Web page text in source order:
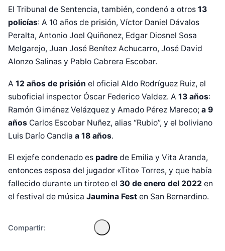
El Tribunal de Sentencia, también, condenó a otros 13
policías: A 10 años de prisión, Víctor Daniel Dávalos
Peralta, Antonio Joel Quiñonez, Edgar Diosnel Sosa
Melgarejo, Juan José Benítez Achucarro, José David
Alonzo Salinas y Pablo Cabrera Escobar.
A 12 años de prisión el oficial Aldo Rodríguez Ruiz, el
suboficial inspector Óscar Federico Valdez. A 13 años:
Ramón Giménez Velázquez y Amado Pérez Mareco; a 9
años Carlos Escobar Nuñez, alias “Rubio”, y el boliviano
Luis Darío Candia a 18 años.
El exjefe condenado es padre de Emilia y Vita Aranda,
entonces esposa del jugador «Tito» Torres, y que había
fallecido durante un tiroteo el 30 de enero del 2022 en
el festival de música Jaumina Fest en San Bernardino.
Compartir: